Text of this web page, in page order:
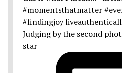
Judging by the second
star